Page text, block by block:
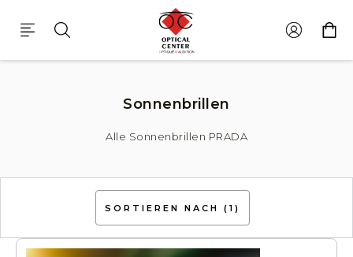
Sonnenbrillen Prada
Sonnenbrillen
Alle Sonnenbrillen PRADA
SORTIEREN NACH (1)